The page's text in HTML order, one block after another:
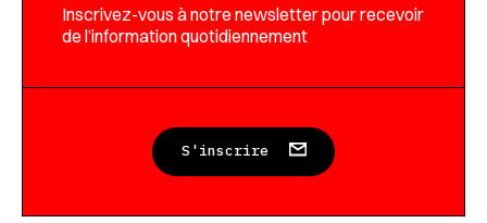
Inscrivez-vous à notre newsletter pour recevoir
de l’information quotidiennement
S'inscrire